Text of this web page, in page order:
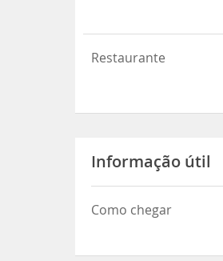
Restaurante
Informação útil
Como chegar